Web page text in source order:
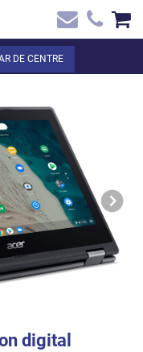
EL CISTELL
✖
DE CENTRE
digital